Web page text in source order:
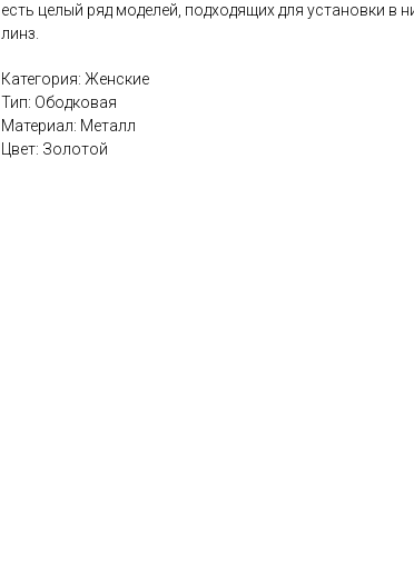
есть целый ряд моделей, подходящих для установки в
линз.
Категория: Женские
Тип: Ободковая
Материал: Металл
Цвет: Золотой